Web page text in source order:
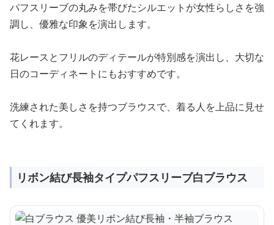
パフスリーブの丸みを帯びたシルエットが女性らしさを強
調し、優雅な印象を演出します。
花レースとフリルのディテールが特別感を演出し、大切な
日のコーディネートにもおすすめです。
洗練された美しさを持つブラウスで、着る人を上品に見せ
てくれます。
リボン結び長袖タイプパフスリーブ白ブラウス